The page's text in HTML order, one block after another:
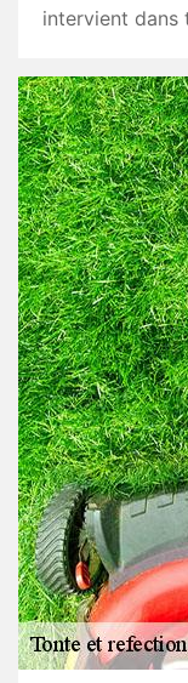
intervient dans